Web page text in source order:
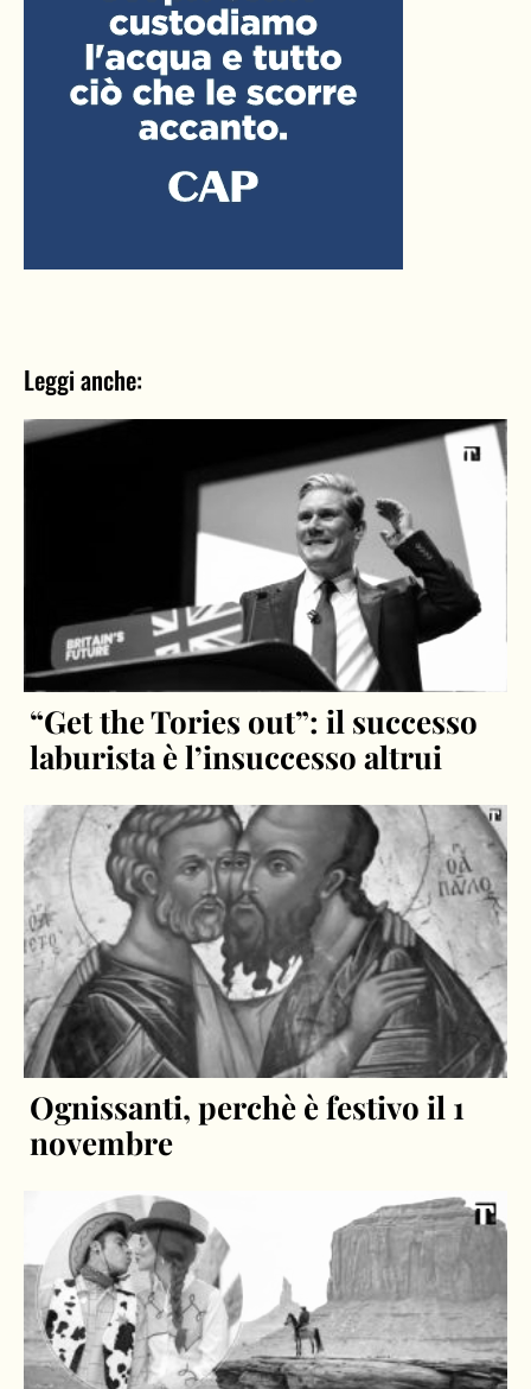
Leggi anche:
“Get the Tories out”: il successo
laburista è l’insuccesso altrui
Ognissanti, perchè è festivo il 1
novembre